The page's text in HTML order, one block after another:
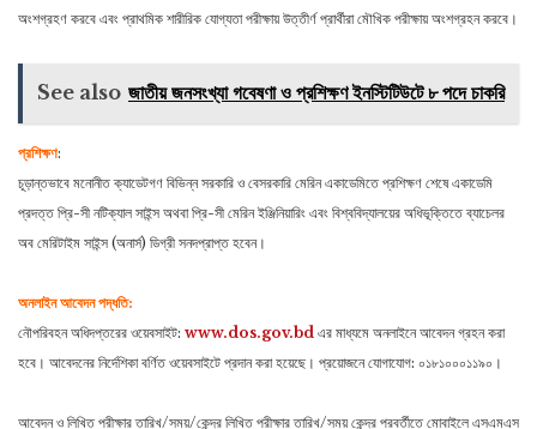
অংশগ্রহণ করবে এবং প্রাথমিক শারীরিক যােগ্যতা পরীক্ষায় উত্তীর্ণ প্রার্থীরা মৌখিক পরীক্ষায় অংশগ্রহন করবে।
See also জাতীয় জনসংখ্যা গবেষণা ও প্রশিক্ষণ ইনস্টিটিউটে ৮ পদে চাকরি
প্রশিক্ষণ:
চূড়ান্তভাবে মনােনীত ক্যাডেটগণ বিভিন্ন সরকারি ও বেসরকারি মেরিন একাডেমিতে প্রশিক্ষণ শেষে একাডেমি
প্রদত্ত প্রি-সী নটিক্যাল সাইন্স অথবা প্রি-সী মেরিন ইঞ্জিনিয়ারিং এবং বিশ্ববিদ্যালয়ের অধিভূক্তিতে ব্যাচেলর
অব মেরিটাইম সাইন্স (অনার্স) ডিগ্রী সনদপ্রাপ্ত হবেন।
অনলাইন আবেদন পদ্ধতি:
নৌপরিবহন অধিদপ্তরের ওয়েবসাইট: www.dos.gov.bd এর মাধ্যমে অনলাইনে আবেদন গ্রহন করা
হবে। আবেদনের নির্দেশিকা বর্ণিত ওয়েবসাইটে প্রদান করা হয়েছে। প্রয়ােজনে যােগাযােগ: ০১৮১০০০১১৯০।
আবেদন ও লিখিত পরীক্ষার তারিখ/সময়/কেন্দ্র লিখিত পরীক্ষার তারিখ/সময় কেন্দ্র পরবর্তীতে মােবাইলে এসএমএস